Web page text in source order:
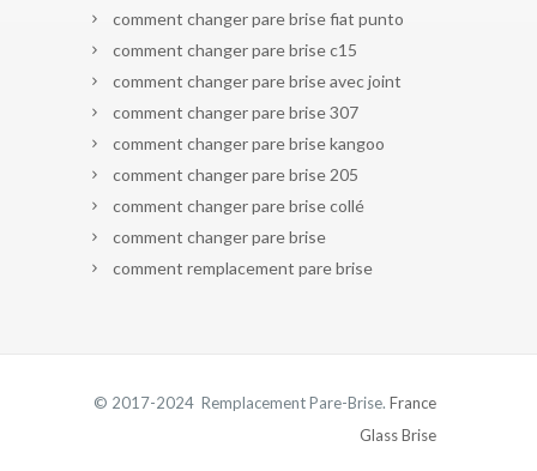
comment changer pare brise fiat punto
comment changer pare brise c15
comment changer pare brise avec joint
comment changer pare brise 307
comment changer pare brise kangoo
comment changer pare brise 205
comment changer pare brise collé
comment changer pare brise
comment remplacement pare brise
© 2017-2024 Remplacement Pare-Brise. France
Glass Brise